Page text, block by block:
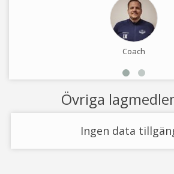
Coach
Övriga
Ingen data